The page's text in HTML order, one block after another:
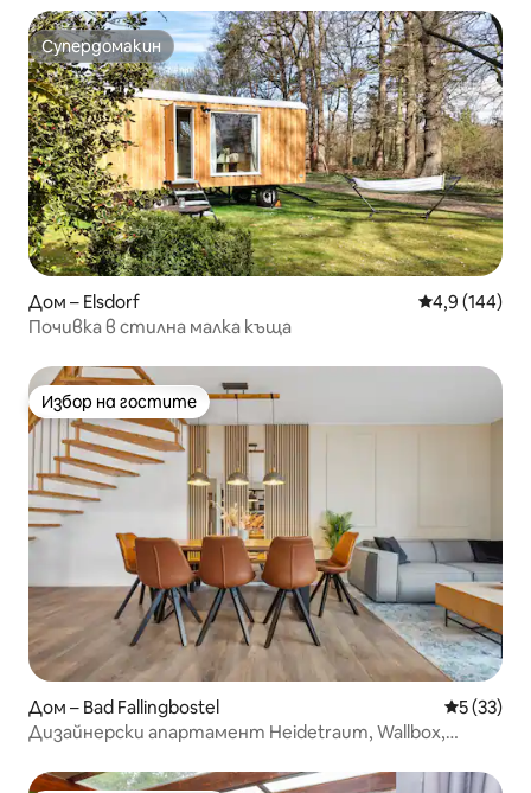
Супердомакин
Супердомакин
Дом – Elsdorf Средна
4,9 (144)
Почивка в стилна малка къща
Избор на гостите
Избор на гостите
Дом – Bad Fallingbostel Средна
5 (33)
Дизайнерски апартамент Heidetraum, Wallbox,